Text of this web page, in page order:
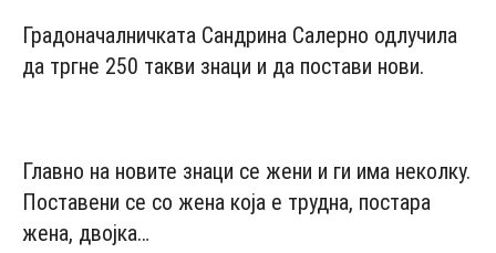
Градоначалничката Сандрина Салерно одлучила
да тргне 250 такви знаци и да постави нови.
Главно на новите знаци се жени и ги има неколку.
Поставени се со жена која е трудна, постара
жена, двојка…